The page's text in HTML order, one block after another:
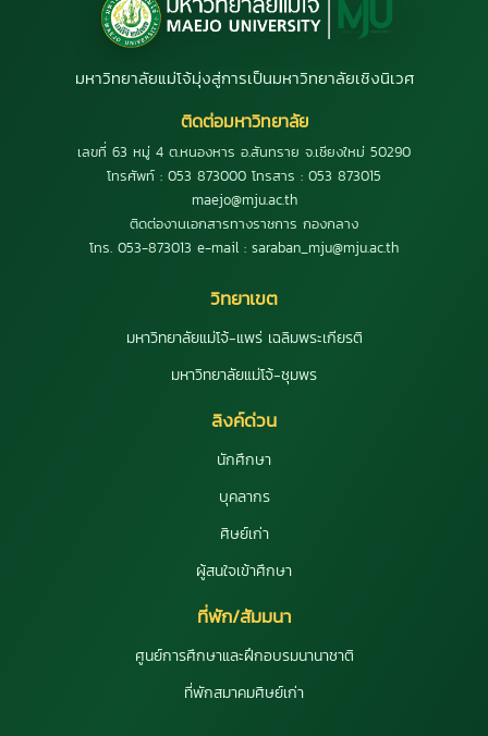
มหาวิทยาลัยแม่โจ้มุ่งสู่การเป็นมหาวิทยาลัยเชิงนิเวศ
ติดต่อมหาวิทยาลัย
เลขที่ 63 หมู่ 4 ต.หนองหาร อ.สันทราย จ.เชียงใหม่ 50290
โทรศัพท์ : 053 873000 โทรสาร : 053 873015
maejo@mju.ac.th
ติดต่องานเอกสารทางราชการ กองกลาง
โทร. 053-873013 e-mail : saraban_mju@mju.ac.th
วิทยาเขต
มหาวิทยาลัยแม่โจ้-แพร่ เฉลิมพระเกียรติ
มหาวิทยาลัยแม่โจ้-ชุมพร
ลิงค์ด่วน
นักศึกษา
บุคลากร
ศิษย์เก่า
ผู้สนใจเข้าศึกษา
ที่พัก/สัมมนา
ศูนย์การศึกษาและฝึกอบรมนานาชาติ
ที่พักสมาคมศิษย์เก่า